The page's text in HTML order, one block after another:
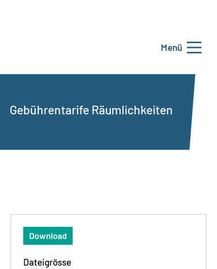
Menü
Gebührentarife Räumlichkeiten
Download
Dateigrösse